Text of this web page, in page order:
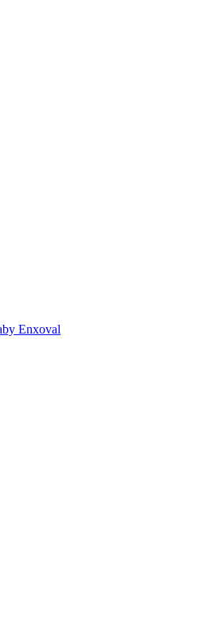
Enxoval